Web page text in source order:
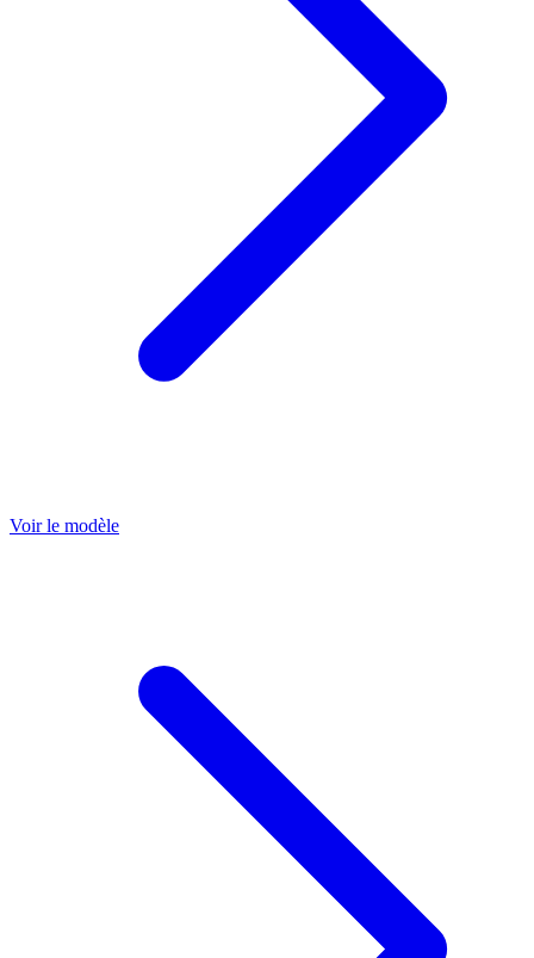
Voir le modèle